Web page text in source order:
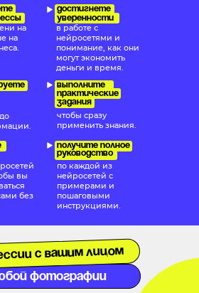
на
на
выполните
практические
задания
в работе с
нейросетями и
понимание, как они
могут экономить
деньги и время.
достигнете
уверенности
вы
без
по каждой из
нейросетей с
примерами и
пошаговыми
инструкциями.
чтобы сразу
применить знания.
получите полное
руководство
с вашим лицом
фотографии